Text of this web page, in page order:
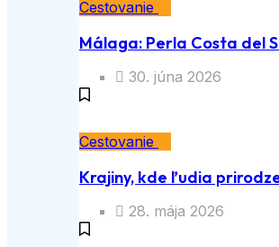
Cestovanie
Málaga: Perla Costa del
30. júna 2026
Cestovanie
Krajiny, kde ľudia
28. mája 2026